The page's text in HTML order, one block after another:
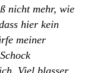
nicht mehr, wie
hier kein
meiner
Viel blasser